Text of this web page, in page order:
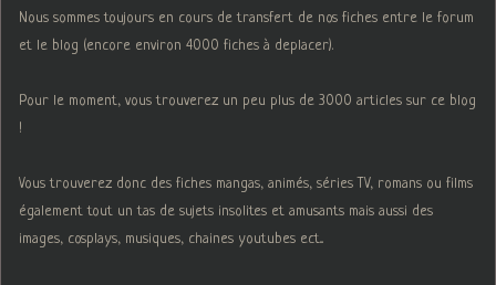
Nous sommes toujours en cours de transfert de nos fiches entre le forum
et le blog (encore environ 4000 fiches à deplacer).
Pour le moment, vous trouverez un peu plus de 3000 articles sur ce blog
!
Vous trouverez donc des fiches mangas, animés, séries TV, romans ou films
également tout un tas de sujets insolites et amusants mais aussi des
images, cosplays, musiques, chaines youtubes ect...